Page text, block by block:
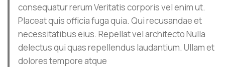
consequatur rerum Veritatis corporis vel enim ut.
Placeat quis officia fuga quia. Qui recusandae et
necessitatibus eius. Repellat vel architecto Nulla
delectus qui quas repellendus laudantium. Ullam et
dolores tempore atque